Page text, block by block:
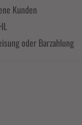
Kunden
oder Barzahlung